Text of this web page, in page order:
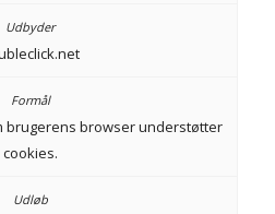
brugerens browser understøtter
cookies.